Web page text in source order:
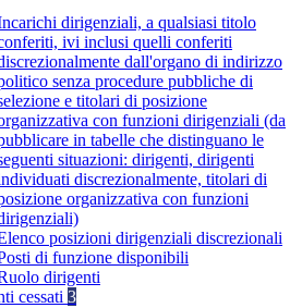
dirigenziali, a qualsiasi titolo
ivi inclusi quelli conferiti
dall'organo di indirizzo
senza procedure pubbliche di
e titolari di posizione
con funzioni dirigenziali (da
in tabelle che distinguano le
situazioni: dirigenti, dirigenti
discrezionalmente, titolari di
organizzativa con funzioni
posizioni dirigenziali discrezionali
di funzione disponibili
dirigenti
cessati 3